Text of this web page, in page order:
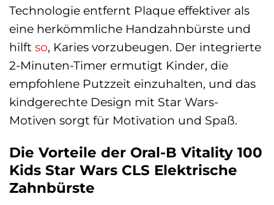
Technologie entfernt Plaque effektiver als
eine herkömmliche Handzahnbürste und
hilft so, Karies vorzubeugen. Der integrierte
2-Minuten-Timer ermutigt Kinder, die
empfohlene Putzzeit einzuhalten, und das
kindgerechte Design mit Star Wars-
Motiven sorgt für Motivation und Spaß.
Die Vorteile der Oral-B Vitality 100
Kids Star Wars CLS Elektrische
Zahnbürste